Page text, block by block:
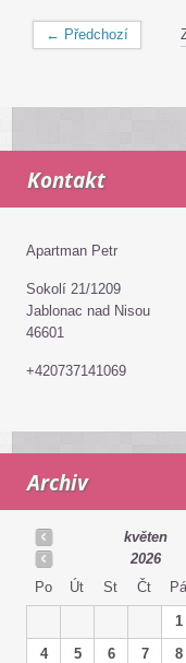
← Předchozí
Kontakt
Apartman Petr
Sokolí 21/1209
Jablonac nad Nisou
46601
+420737141069
Archiv
květen
2026
Po
Út St Čt Pá
1
4
5 6 7 8